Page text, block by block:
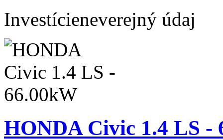
Investícieneverejný údaj
HONDA Civic 1.4 LS -